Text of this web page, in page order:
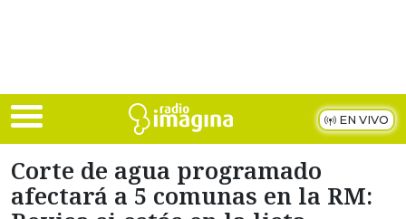
EN VIVO
Corte de agua programado
afectará a 5 comunas en la RM: